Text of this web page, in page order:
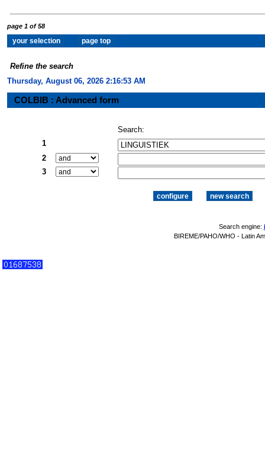
page 1 of 58
Refine the search
Thursday, August 06, 2026 2:16:54 AM
COLBIB : Advanced form
Search:
1
2
3
Search engine:
BIREME/PAHO/WHO - Latin